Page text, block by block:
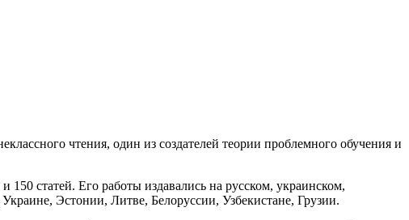
чтения, один из создателей теории проблемного обучения и
статей. Его работы издавались на русском, украинском,
Эстонии, Литве, Белоруссии, Узбекистане, Грузии.